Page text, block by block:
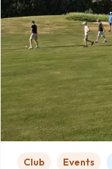
Club Events